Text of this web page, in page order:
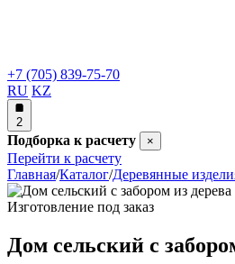
+7 (705) 839-75-70
RU KZ
2
Подборка к расчету ×
Перейти к расчету
Главная/Каталог/Деревянные
Изготовление под заказ
Дом сельский с